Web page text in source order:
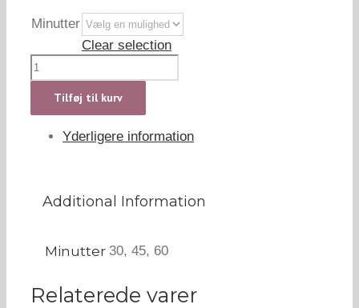
Minutter
Clear selection
Akupunktur
antal
Tilføj til kurv
Yderligere information
Additional Information
Minutter 30, 45, 60
Relaterede varer